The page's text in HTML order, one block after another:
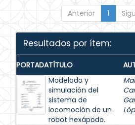
Anterior 1
Resultados por ítem:
PORTADATÍTULO
Modelado y
simulación del
sistema de
locomoción de un
robot hexápodo.